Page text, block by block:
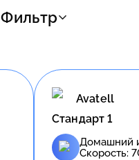
Фильтр
Avatell
Стандарт 1
Домашний
Скорость: